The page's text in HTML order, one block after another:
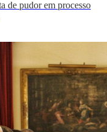
de pudor em processo